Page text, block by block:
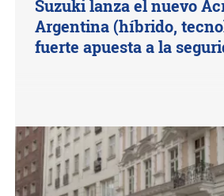
Suzuki lanza el nuevo
Argentina (híbrido,
fuerte apuesta a la